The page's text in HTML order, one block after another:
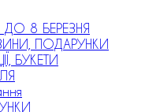
ДО 8 БЕРЕЗНЯ
ПОДАРУНКИ
БУКЕТИ